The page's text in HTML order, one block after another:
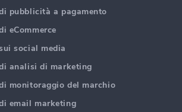
pubblicità a pagamento
eCommerce
social media
analisi di marketing
monitoraggio del marchio
email marketing